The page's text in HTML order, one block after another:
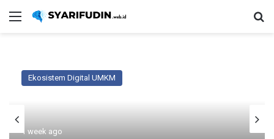
Menu
Ekosistem Digital UMKM
1 week ago